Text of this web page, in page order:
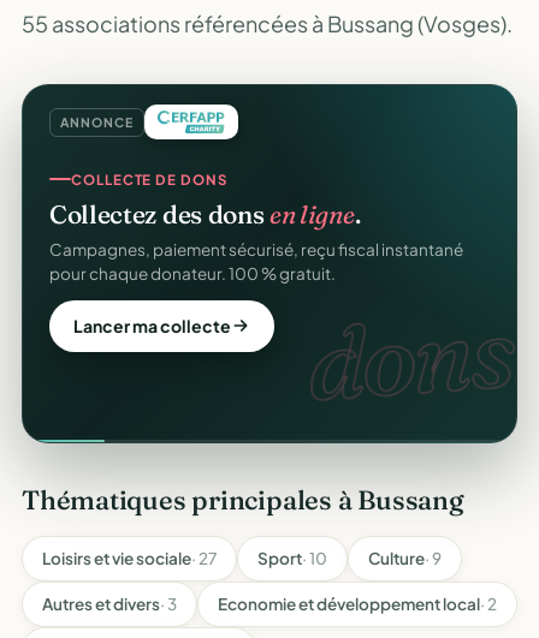
55 associations référencées à Bussang (Vosges).
ANNONCE
dons.
COLLECTE DE DONS
Collectez des donsen ligne.
Campagnes, paiement sécurisé, reçu fiscal instantané
pour chaque donateur. 100 % gratuit.
Lancer ma collecte
Thématiques principales à Bussang
Loisirs et vie sociale· 27 Sport· 10 Culture· 9
Autres et divers· 3 Economie et développement local· 2